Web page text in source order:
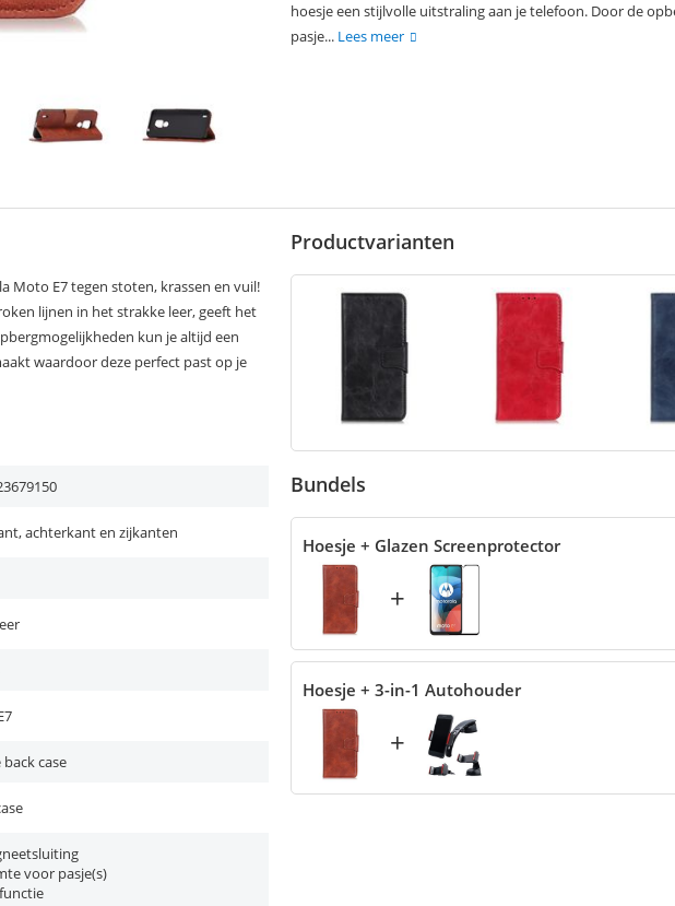
hoesje een stijlvolle uitstraling aan je telefoon. Door de
pasje... Lees meer
Moto E7 tegen stoten, krassen en vuil!
lijnen in het strakke leer, geeft het
kun je altijd een
waardoor deze perfect past op je
achterkant en zijkanten
case
voor pasje(s)
Productvarianten
Bundels
Hoesje + Glazen Screenprotector
+
Hoesje + 3-in-1 Autohouder
+